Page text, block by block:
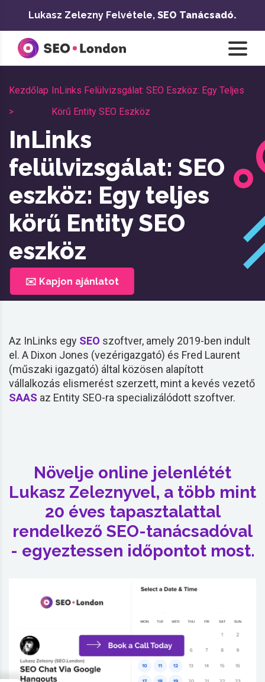
tartalomra
Lukasz Zelezny Felvétele, SEO Tanácsadó.
Kezdőlap
>
InLinks Felülvizsgálat: SEO Eszköz: Egy Teljes
Körű Entity SEO Eszköz
InLinks
felülvizsgálat: SEO
eszköz: Egy teljes
körű Entity SEO
eszköz
✉️ Kapjon ajánlatot
Az InLinks egy SEO szoftver, amely 2019-ben indult
el. A Dixon Jones (vezérigazgató) és Fred Laurent
(műszaki igazgató) által közösen alapított
vállalkozás elismerést szerzett, mint a kevés vezető
SAAS az Entity SEO-ra specializálódott szoftver.
Növelje online jelenlétét
Lukasz Zeleznyvel, a több mint
20 éves tapasztalattal
rendelkező SEO-tanácsadóval
- egyeztessen időpontot most.